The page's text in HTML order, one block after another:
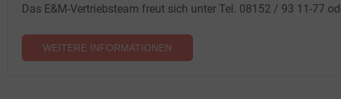
Das E&M-Vertriebsteam freut sich unter Tel. 08152 / 93 11-77
WEITERE INFORMATIONEN